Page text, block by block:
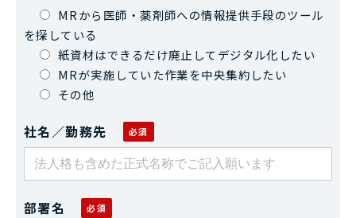
MRから医師・薬剤師への情報提供手段のツール
を探している
紙資材はできるだけ廃止してデジタル化したい
MRが実施していた作業を中央集約したい
その他
社名／勤務先
部署名